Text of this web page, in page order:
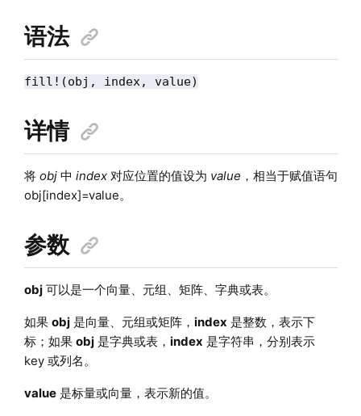
语法
fill!(obj, index, value)
详情
将 obj中 index对应位置的值设为 value ，相当于赋值语句
obj[index]=value。
参数
obj可以是一个向量、元组、矩阵、字典或表。
如果 obj是向量、元组或矩阵， index 是整数，表示下
标；如果 obj是字典或表， index 是字符串，分别表示
key 或列名。
value是标量或向量，表示新的值。